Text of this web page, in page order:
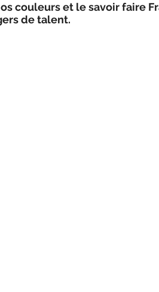
couleurs et le savoir faire
de talent.